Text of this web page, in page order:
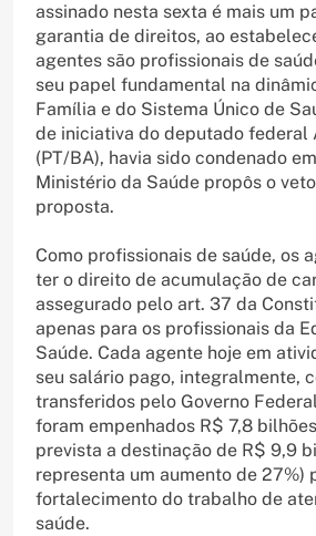
assinado nesta sexta é mais um
garantia de direitos, ao
agentes são profissionais de
seu papel fundamental na
Família e do Sistema Único de
de iniciativa do deputado federal
(PT/BA), havia sido condenado
Ministério da Saúde propôs o
proposta.
Como profissionais de saúde, os
ter o direito de acumulação de
assegurado pelo art. 37 da
apenas para os profissionais da
Saúde. Cada agente hoje em
seu salário pago, integralmente,
transferidos pelo Governo
foram empenhados R$ 7,8
prevista a destinação de R$ 9,9
representa um aumento de 27%)
fortalecimento do trabalho de
saúde.